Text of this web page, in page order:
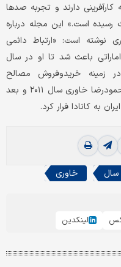
دارند و تجربه صد‌ها
است.» این مجله درباره
نوشته است: «ارتباط دائمی
باعث شد تا او در سال
زمینه خریدوفروش مصالح
ساختمانی در این کشور راه‌اندازی کند.» محمودرضا خاوری سال ۲۰۱۱ و بعد
سال خاوری
لینکدین